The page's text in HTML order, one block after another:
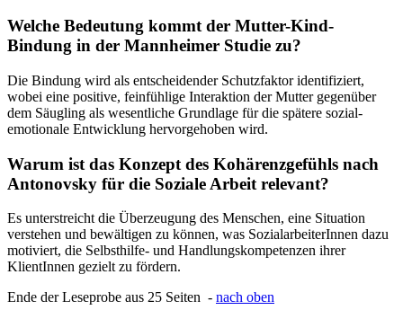
Welche Bedeutung kommt der Mutter-Kind-
Bindung in der Mannheimer Studie zu?
Die Bindung wird als entscheidender Schutzfaktor identifiziert,
wobei eine positive, feinfühlige Interaktion der Mutter gegenüber
dem Säugling als wesentliche Grundlage für die spätere sozial-
emotionale Entwicklung hervorgehoben wird.
Warum ist das Konzept des Kohärenzgefühls nach
Antonovsky für die Soziale Arbeit relevant?
Es unterstreicht die Überzeugung des Menschen, eine Situation
verstehen und bewältigen zu können, was SozialarbeiterInnen dazu
motiviert, die Selbsthilfe- und Handlungskompetenzen ihrer
KlientInnen gezielt zu fördern.
Ende der Leseprobe aus 25 Seiten - nach oben